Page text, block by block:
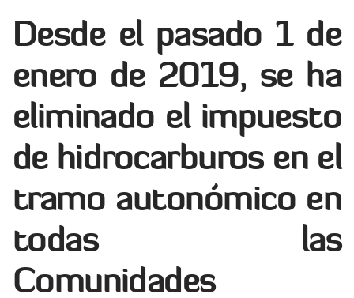
Desde el pasado 1 de
enero de 2019, se ha
eliminado el impuesto
de hidrocarburos en el
tramo autonómico en
todas las
Comunidades